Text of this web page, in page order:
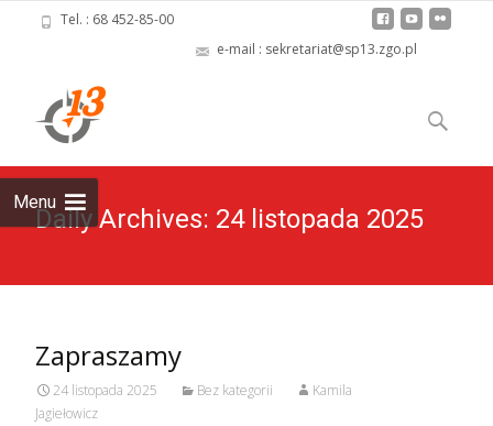
Tel. : 68 452-85-00
e-mail : sekretariat@sp13.zgo.pl
Menu
to
content
Szukaj:
Daily Archives: 24 listopada 2025
Zapraszamy
24 listopada 2025 Bez kategorii
Kamila
Jagiełowicz